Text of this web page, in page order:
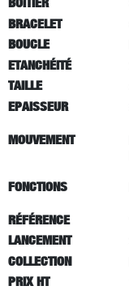
BRACELET
BOUCLE
ETANCHÉITÉ
TAILLE
EPAISSEUR
MOUVEMENT
FONCTIONS
RÉFÉRENCE
LANCEMENT
COLLECTION
PRIX HT